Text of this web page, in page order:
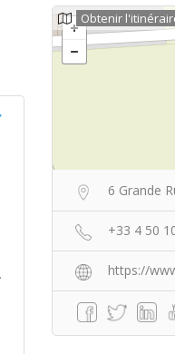
Obtenir
6 Grande
+33 4 50
https://